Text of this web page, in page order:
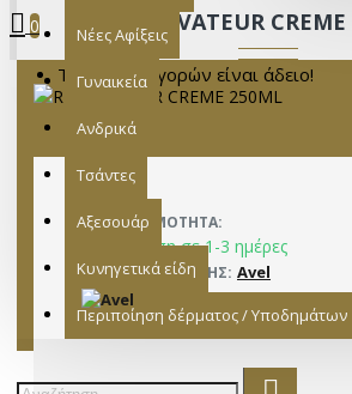
0
Το καλάθι αγορών είναι άδειο!
Νέες Αφίξεις
Γυναικεία
Ανδρικά
Τσάντες
Αξεσουάρ
Κυνηγετικά είδη
Περιποίηση δέρματος / Υποδημάτων
RENOVATEUR
ΔΙΑΘΕΣΙΜΌΤΗΤΑ:
Παράδοση σε 1-3 ημέρες
ΚΑΤΑΣΚΕΥΑΣΤΉΣ: Avel
ΜΟΝΤΈΛΟ: 15221015